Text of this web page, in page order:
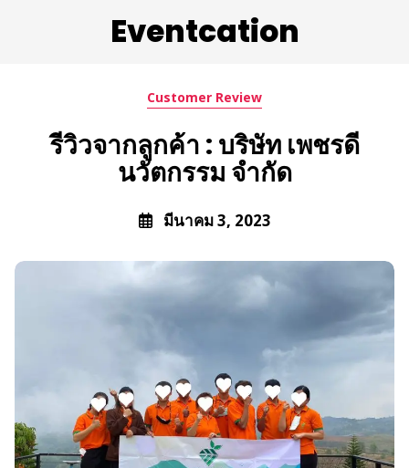
Eventcation
Customer Review
รีวิวจากลูกค้า : บริษัท เพชรดี
นวัตกรรม จำกัด
มีนาคม 3, 2023